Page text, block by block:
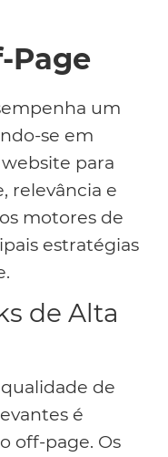
Page
um
se em
para
relevância e
motores de
estratégias
de Alta
de
é
off-page. Os